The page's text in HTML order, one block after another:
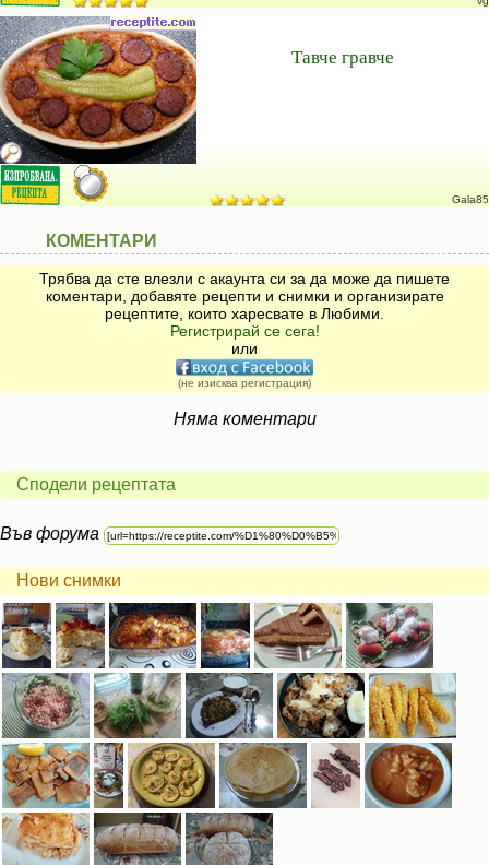
Тавче гравче
Gala85
КОМЕНТАРИ
Трябва да сте влезли с акаунта си за да може да пишете
коментари, добавяте рецепти и снимки и организирате
рецептите, които харесвате в Любими.
Регистрирай се сега!
или
(не изисква регистрация)
Няма коментари
Сподели рецептата
Във форума
Нови снимки